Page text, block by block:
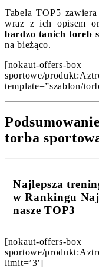
Tabela TOP5 zawiera
wraz z ich opisem
bardzo tanich toreb
na bieżąco.
[nokaut-offers-box
sportowe/
template=”szablon/
torba
Najlepsza
w Rankingu
nasze TOP3
[nokaut-offers-box
sportowe/
limit=’3′]